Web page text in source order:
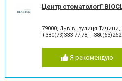
скронево-нижньощелепного
Лікування кореневих каналів
Центр стоматології
79000, Львів, вулиця Тичини,
+380(73)333-77-78,
Я рекомендую